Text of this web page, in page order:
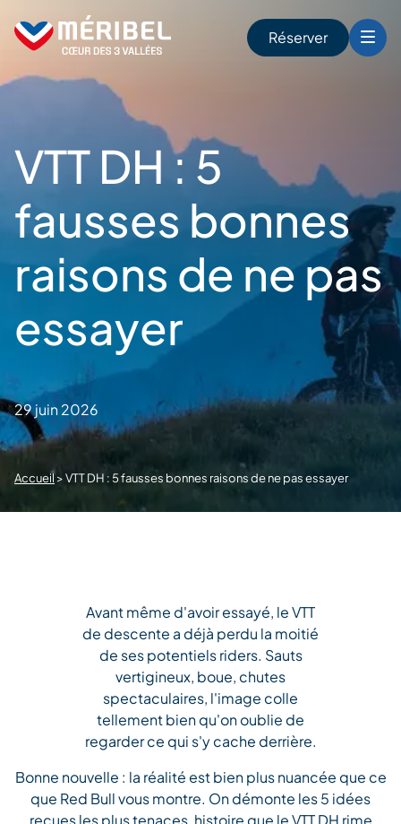
content
Réserver
VTT DH : 5
fausses bonnes
raisons de ne pas
essayer
29 juin 2026
Accueil>VTT DH : 5 fausses bonnes raisons de ne pas essayer
Avant même d'avoir essayé, le VTT
de descente a déjà perdu la moitié
de ses potentiels riders. Sauts
vertigineux, boue, chutes
spectaculaires, l'image colle
tellement bien qu'on oublie de
regarder ce qui s'y cache derrière.
Bonne nouvelle : la réalité est bien plus nuancée que ce
que Red Bull vous montre. On démonte les 5 idées
reçues les plus tenaces, histoire que le VTT DH rime